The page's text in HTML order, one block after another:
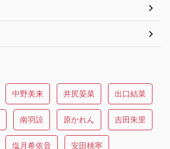
中野美来 井尻晏菜 出口結菜
南羽諒 原かれん 吉田朱里
塩月希依音 安田桃寧